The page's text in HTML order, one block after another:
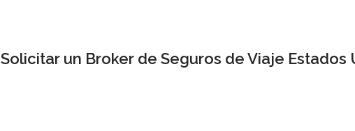
Solicitar un Broker de Seguros de Viaje Estados